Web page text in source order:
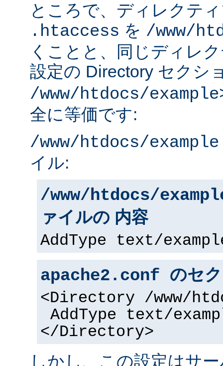
ところで、ディレクテ
.htaccess を /www/
くことと、同じディレ
設定の Directory セクシ
/www/htdocs/
全に等価です:
/www/htdocs/example
イル:
/www/htdocs/
ァイルの 内容
AddType text/
apache2.conf のセク
<Directory /www/
AddType text/
</Directory>
しかし、この設定はサ